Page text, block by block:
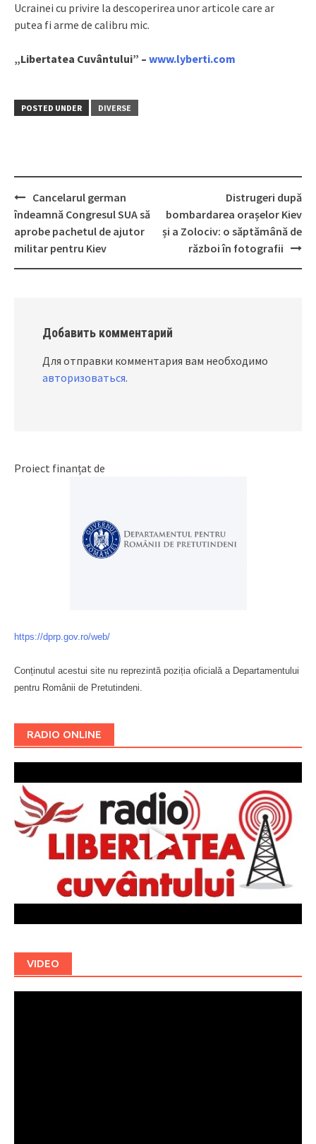
Ucrainei cu privire la descoperirea unor articole care ar
putea fi arme de calibru mic.
„Libertatea Cuvântului” – www.lyberti.com
POSTED UNDER DIVERSE
Post
navigation
Cancelarul german
îndeamnă Congresul SUA să
aprobe pachetul de ajutor
militar pentru Kiev
Distrugeri după
bombardarea orașelor Kiev
și a Zolociv: o săptămână de
război în fotografii
Добавить комментарий
Для отправки комментария вам необходимо
авторизоваться.
Proiect finanțat de
https://dprp.gov.ro/web/
Conținutul acestui site nu reprezintă poziția oficială a Departamentului
pentru Românii de Pretutindeni.
RADIO ONLINE
VIDEO